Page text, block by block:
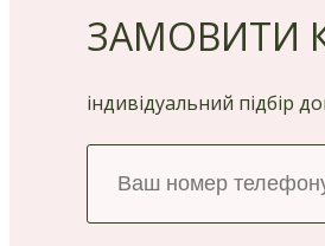
ЗАМОВИТИ
індивідуальний підбір